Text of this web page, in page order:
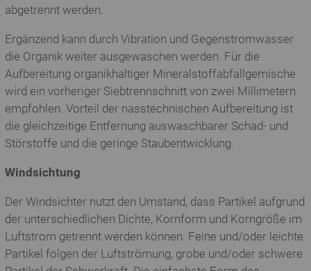
abgetrennt werden.
Ergänzend kann durch Vibration und Gegenstromwasser
die Organik weiter ausgewaschen werden. Für die
Aufbereitung organikhaltiger Mineralstoffabfallgemische
wird ein vorheriger Siebtrennschnitt von zwei Millimetern
empfohlen. Vorteil der nasstechnischen Aufbereitung ist
die gleichzeitige Entfernung auswaschbarer Schad- und
Störstoffe und die geringe Staubentwicklung.
Windsichtung
Der Windsichter nutzt den Umstand, dass Partikel aufgrund
der unterschiedlichen Dichte, Kornform und Korngröße im
Luftstrom getrennt werden können. Feine und/oder leichte
Partikel folgen der Luftströmung, grobe und/oder schwere